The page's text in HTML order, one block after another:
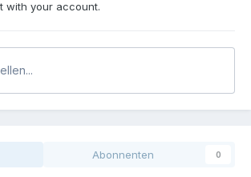
with your account.
Abonnenten 0